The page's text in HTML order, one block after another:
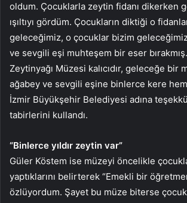
oldum. Çocuklarla zeytin fidanı dikerken
ışıltıyı gördüm. Çocukların diktiği o
geleceğimiz, o çocuklar bizim
ve sevgili eşi muhteşem bir eser
Zeytinyağı Müzesi kalıcıdır, geleceğe bir
ağabey ve sevgili eşine binlerce kere hem
İzmir Büyükşehir Belediyesi adına
tabirlerini kullandı.
“Binlerce yıldır zeytin var”
Güler Köstem ise müzeyi öncelikle
yaptıklarını belirterek “Emekli bir
özlüyordum. Şayet bu müze biterse